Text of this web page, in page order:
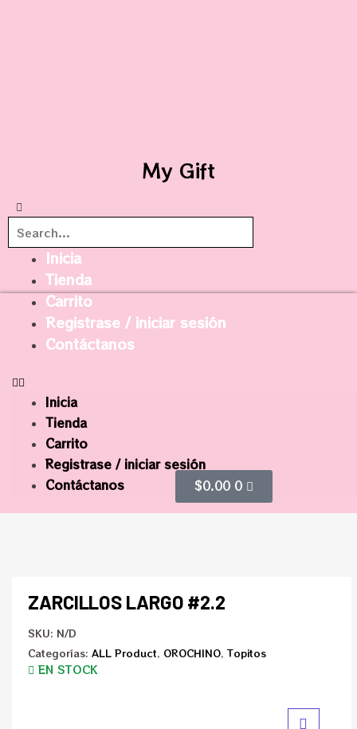
My Gift
Inicia
Tienda
Carrito
Registrase / iniciar sesión
Contáctanos
Inicia
Tienda
Carrito
Registrase / iniciar sesión
Contáctanos
$0.00 0
ZARCILLOS LARGO #2.2
SKU: N/D
Categorías: ALL Product, OROCHINO, Topitos
EN STOCK